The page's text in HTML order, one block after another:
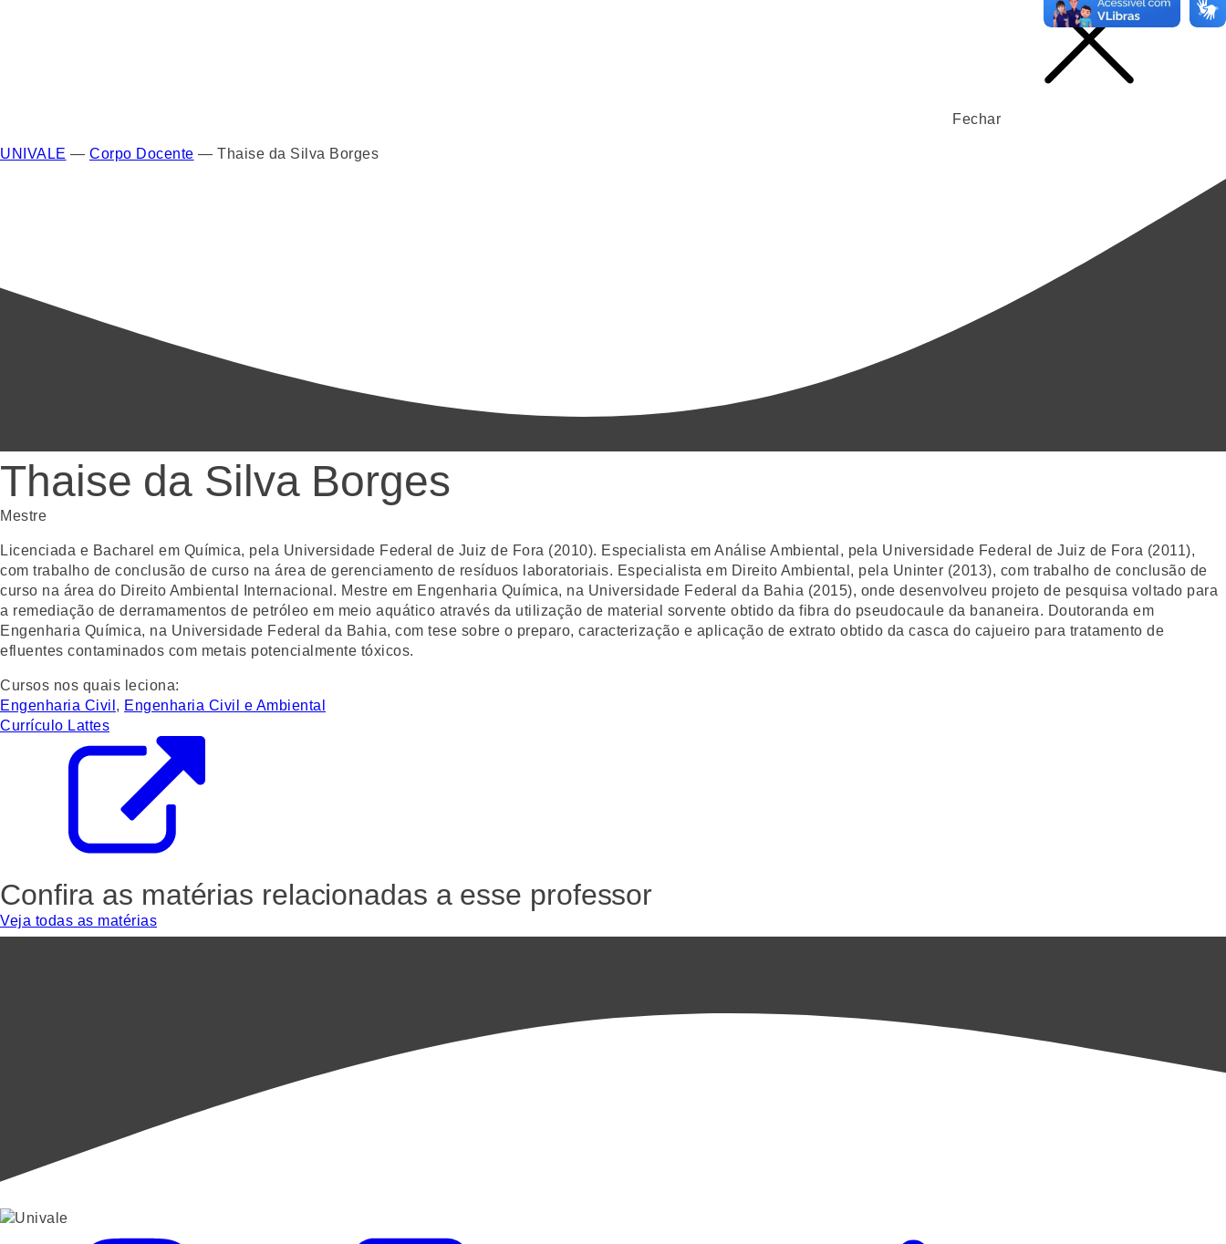
Fechar
UNIVALE — Corpo Docente — Thaise da Silva Borges
Thaise da Silva Borges
Mestre
Licenciada e Bacharel em Química, pela Universidade Federal de Juiz de Fora (2010). Especialista em Análise Ambiental, pela Universidade Federal de Juiz de Fora (2011),
com trabalho de conclusão de curso na área de gerenciamento de resíduos laboratoriais. Especialista em Direito Ambiental, pela Uninter (2013), com trabalho de conclusão de
curso na área do Direito Ambiental Internacional. Mestre em Engenharia Química, na Universidade Federal da Bahia (2015), onde desenvolveu projeto de pesquisa voltado para
a remediação de derramamentos de petróleo em meio aquático através da utilização de material sorvente obtido da fibra do pseudocaule da bananeira. Doutoranda em
Engenharia Química, na Universidade Federal da Bahia, com tese sobre o preparo, caracterização e aplicação de extrato obtido da casca do cajueiro para tratamento de
efluentes contaminados com metais potencialmente tóxicos.
Cursos nos quais leciona:
Engenharia Civil , Engenharia Civil e Ambiental
Currículo Lattes
Confira as matérias relacionadas a esse professor
Veja todas as matérias